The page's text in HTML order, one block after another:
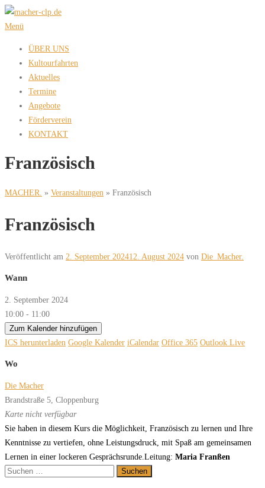
Zum
Inhalt
Menü
ÜBER UNS
Kultourfahrten
Aktuelles
Termine
Angebote
Förderverein
KONTAKT
Französisch
MACHER. » Veranstaltungen » Französisch
Französisch
Veröffentlicht am 2. September 202412. August 2024 von Die_Macher.
Wann
2. September 2024
10:00 - 11:00
Zum Kalender hinzufügen
ICS herunterladen Google Kalender iCalendar Office 365 Outlook Live
Wo
Die Macher
Brandstraße 5, Cloppenburg
Karte nicht verfügbar
Sie haben in diesem Kurs die Möglichkeit, Französisch zu lernen und Ihre
Kenntnisse zu vertiefen, ohne Leistungsdruck mit Spaß am gemeinsamen
Lernen in einer lockeren Gesprächsrunde Leitung: Maria Franßen
Suchen